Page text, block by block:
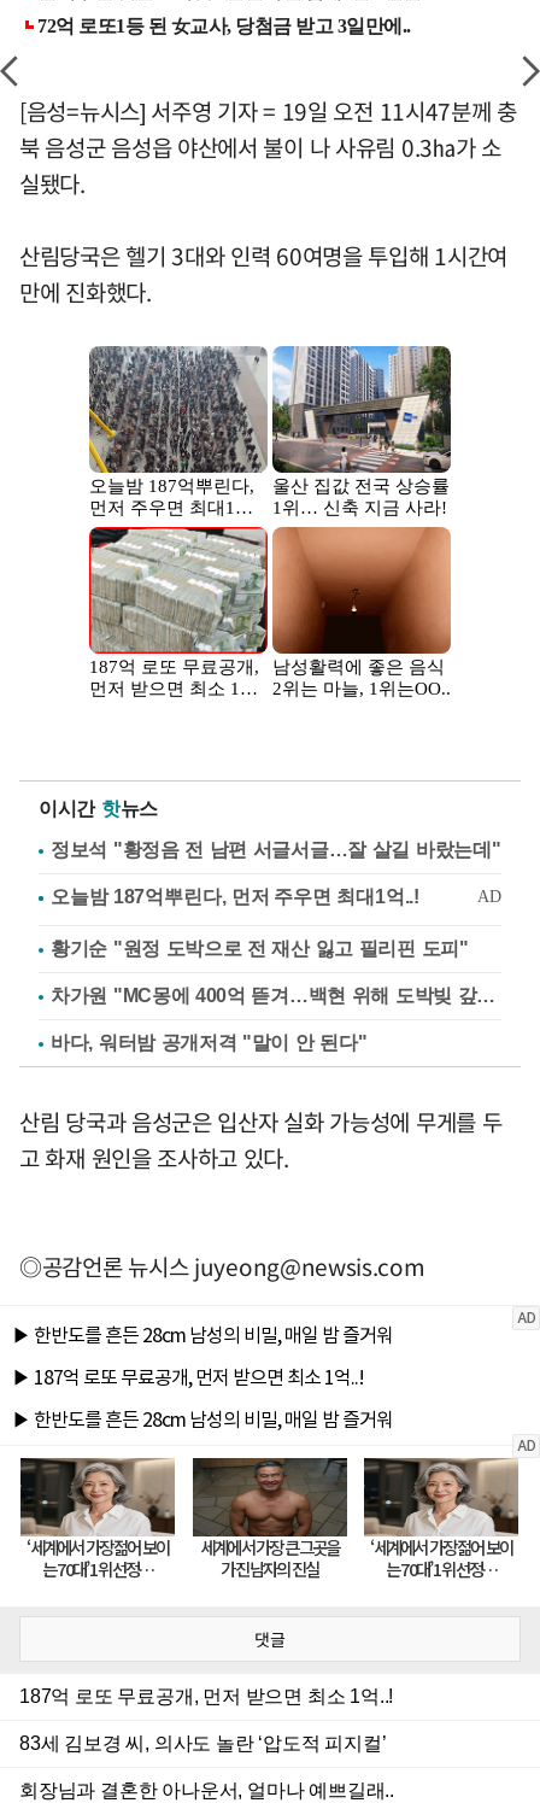
[음성=뉴시스] 서주영 기자 = 19일 오전 11시47분께 충
북 음성군 음성읍 야산에서 불이 나 사유림 0.3㏊가 소
실됐다.
산림당국은 헬기 3대와 인력 60여명을 투입해 1시간여
만에 진화했다.
이시간 핫뉴스
정보석 "황정음 전 남편 서글서글…잘 살길 바랐는데"
황기순 "원정 도박으로 전 재산 잃고 필리핀 도피"
차가원 "MC몽에 400억 뜯겨…백현 위해 도박빚 갚아줘"
바다, 워터밤 공개저격 "말이 안 된다"
산림 당국과 음성군은 입산자 실화 가능성에 무게를 두
고 화재 원인을 조사하고 있다.
◎공감언론 뉴시스juyeong@newsis.com
댓글